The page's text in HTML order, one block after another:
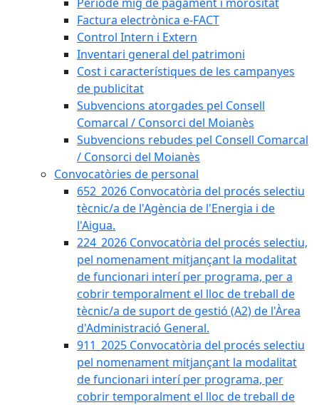
Factura electrònica e-FACT
Control Intern i Extern
Inventari general del patrimoni
Cost i característiques de les campanyes
de publicitat
Subvencions atorgades pel Consell
Comarcal / Consorci del Moianès
Subvencions rebudes pel Consell Comarcal
/ Consorci del Moianès
Convocatòries de personal
652_2026 Convocatòria del procés selectiu
tècnic/a de l'Agència de l'Energia i de
l'Aigua.
224_2026 Convocatòria del procés selectiu,
pel nomenament mitjançant la modalitat
de funcionari interí per programa, per a
cobrir temporalment el lloc de treball de
tècnic/a de suport de gestió (A2) de l'Àrea
d'Administració General.
911_2025 Convocatòria del procés selectiu
pel nomenament mitjançant la modalitat
de funcionari interí per programa, per
cobrir temporalment el lloc de treball de